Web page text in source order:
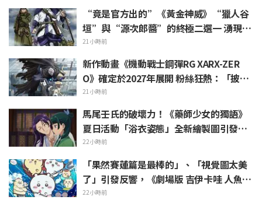
“竟是官方出的”《黃金神威》“獵人谷
垣”與“源次郎醬”的終極二選一 湧現
「兩個都喜歡」的熱烈聲浪
21小時前
新作動畫《機動戰士鋼彈RG XARX-ZER
O》確定於2027年展開 粉絲狂熱：「披風
加上像野獸般的手臂！！」「主角機相當
帥氣」
21小時前
馬尾壬氏的破壞力！《藥師少女的獨語》
夏日活動「浴衣姿態」全新繪製圖引發
「心臟真的受不了一誰來救救我」、「應
該要刻成壁畫保存下來」
22小時前
「果然賽蓮篇是最棒的」、「視覺圖太美
了」引發反響，《劇場版 吉伊卡哇 人魚島
的秘密》於今日7月24日上映
22小時前